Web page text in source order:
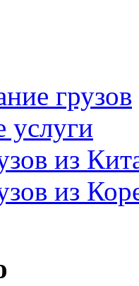
грузов
из
из